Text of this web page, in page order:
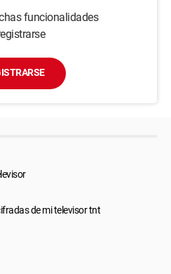
funcionalidades
de mi televisor tnt